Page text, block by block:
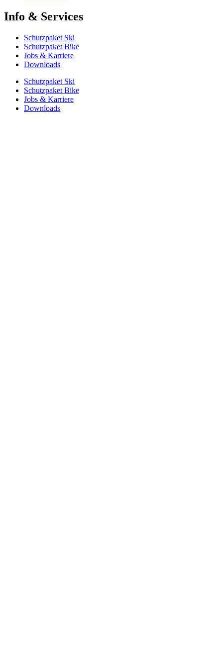
Info & Services
Schutzpaket Ski
Schutzpaket Bike
Jobs & Karriere
Downloads
Schutzpaket Ski
Schutzpaket Bike
Jobs & Karriere
Downloads